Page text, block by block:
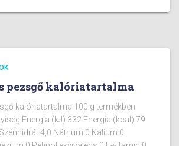
pezsgő kalóriatartalma
kalóriatartalma 100 g termékben
Energia (kJ) 332 Energia (kcal) 79
4,0 Nátrium 0 Kálium 0